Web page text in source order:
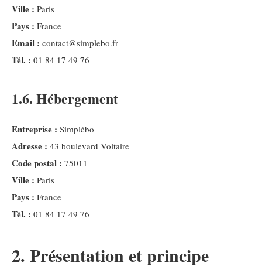
Ville : Paris
Pays : France
Email : contact@simplebo.fr
Tél. : 01 84 17 49 76
1.6. Hébergement
Entreprise : Simplébo
Adresse : 43 boulevard Voltaire
Code postal : 75011
Ville : Paris
Pays : France
Tél. : 01 84 17 49 76
2. Présentation et principe